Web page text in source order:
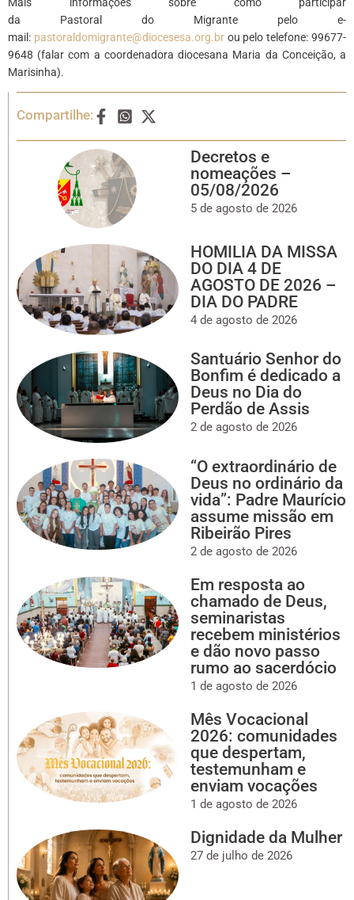
da Pastoral do Migrante pelo e-
mail: pastoraldomigrante@diocesesa.org.brou pelo telefone: 99677-
9648 (falar com a coordenadora diocesana Maria da Conceição, a
Marisinha).
Compartilhe:
Decretos e
nomeações –
05/08/2026
5 de agosto de 2026
HOMILIA DA MISSA
DO DIA 4 DE
AGOSTO DE 2026 –
DIA DO PADRE
4 de agosto de 2026
Santuário Senhor do
Bonfim é dedicado a
Deus no Dia do
Perdão de Assis
2 de agosto de 2026
“O extraordinário de
Deus no ordinário da
vida”: Padre Maurício
assume missão em
Ribeirão Pires
2 de agosto de 2026
Em resposta ao
chamado de Deus,
seminaristas
recebem ministérios
e dão novo passo
rumo ao sacerdócio
1 de agosto de 2026
Mês Vocacional
2026: comunidades
que despertam,
testemunham e
enviam vocações
1 de agosto de 2026
Dignidade da Mulher
27 de julho de 2026